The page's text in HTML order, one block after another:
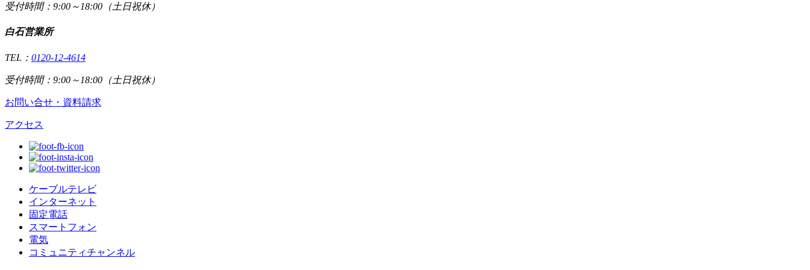
受付時間：9:00～18:00（土日祝休）
白石営業所
TEL： 0120-12-4614
受付時間：9:00～18:00（土日祝休）
お問い合せ・資料請求
アクセス
ケーブルテレビ
インターネット
固定電話
スマートフォン
電気
コミュニティチャンネル